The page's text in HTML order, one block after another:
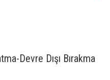
Devre Dışı Bırakma